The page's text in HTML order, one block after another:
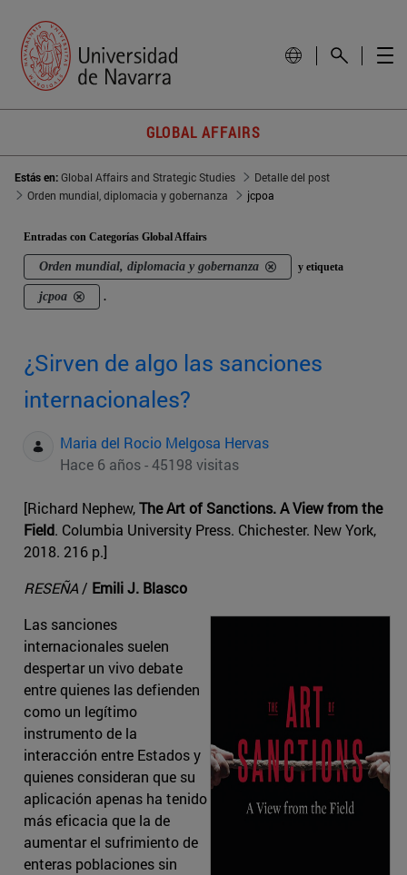
GLOBAL AFFAIRS
Estás en:Global Affairs and Strategic Studies
Detalle del post
Orden mundial, diplomacia y gobernanza
jcpoa
Entradas con Categorías Global Affairs
Orden mundial, diplomacia y gobernanza y etiqueta
jcpoa .
¿Sirven de algo las sanciones
internacionales?
Maria del Rocio Melgosa Hervas
Hace 6 años - 45198 visitas
[Richard Nephew,The Art of Sanctions. A View from the
Field. Columbia University Press. Chichester. New York,
2018. 216 p.]
RESEÑA/ Emili J. Blasco
Las sanciones
internacionales suelen
despertar un vivo debate
entre quienes las defienden
como un legítimo
instrumento de la
interacción entre Estados y
quienes consideran que su
aplicación apenas ha tenido
más eficacia que la de
aumentar el sufrimiento de
enteras poblaciones sin